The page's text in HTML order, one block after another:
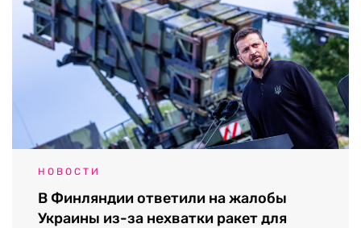
НОВОСТИ
В Финляндии ответили на жалобы
Украины из-за нехватки ракет для